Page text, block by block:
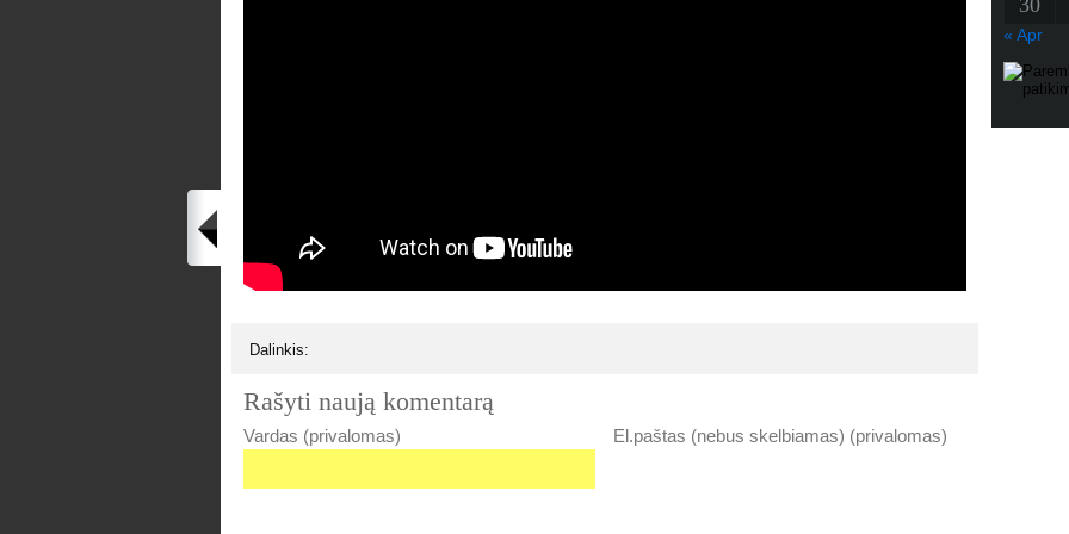
Dalinkis:
Rašyti naują komentarą
Vardas (privalomas) El.paštas (nebus skelbiamas) (privalomas)
30
« Apr